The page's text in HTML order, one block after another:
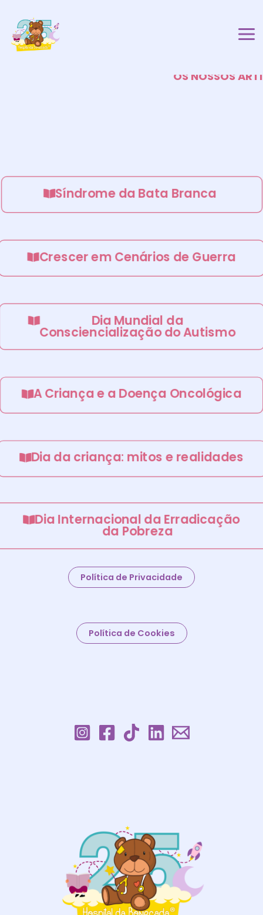
content
OS NOSSOS
Síndrome da Bata Branca
Crescer em Cenários de Guerra
Dia Mundial da
Consciencialização do Autismo
A Criança e a Doença Oncológica
Dia da criança: mitos e realidades
Dia Internacional da Erradicação
da Pobreza
Política de Privacidade
Política de Cookies